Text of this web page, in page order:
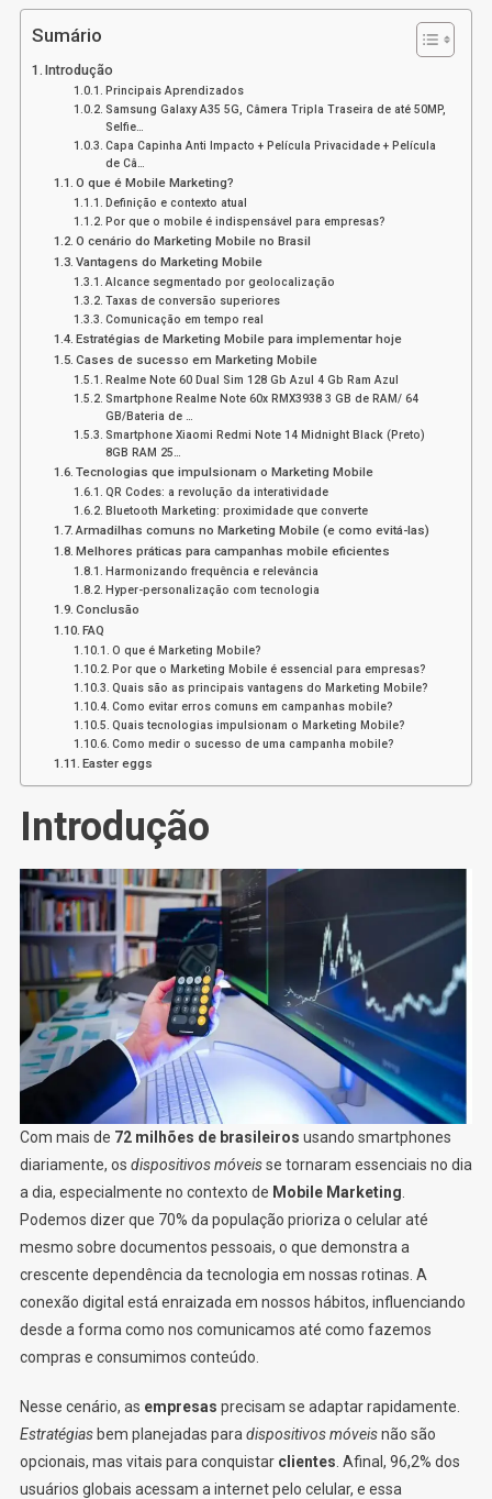
Melhorar
Dispositivos
Móveis
Sumário
Introdução
Principais Aprendizados
Samsung Galaxy A35 5G, Câmera Tripla Traseira de até 50MP,
Selfie…
Capa Capinha Anti Impacto + Película Privacidade + Película
de Câ…
O que é Mobile Marketing?
Definição e contexto atual
Por que o mobile é indispensável para empresas?
O cenário do Marketing Mobile no Brasil
Vantagens do Marketing Mobile
Alcance segmentado por geolocalização
Taxas de conversão superiores
Comunicação em tempo real
Estratégias de Marketing Mobile para implementar hoje
Cases de sucesso em Marketing Mobile
Realme Note 60 Dual Sim 128 Gb Azul 4 Gb Ram Azul
Smartphone Realme Note 60x RMX3938 3 GB de RAM/ 64
GB/Bateria de …
Smartphone Xiaomi Redmi Note 14 Midnight Black (Preto)
8GB RAM 25…
Tecnologias que impulsionam o Marketing Mobile
QR Codes: a revolução da interatividade
Bluetooth Marketing: proximidade que converte
Armadilhas comuns no Marketing Mobile (e como evitá-las)
Melhores práticas para campanhas mobile eficientes
Harmonizando frequência e relevância
Hyper-personalização com tecnologia
Conclusão
FAQ
O que é Marketing Mobile?
Por que o Marketing Mobile é essencial para empresas?
Quais são as principais vantagens do Marketing Mobile?
Como evitar erros comuns em campanhas mobile?
Quais tecnologias impulsionam o Marketing Mobile?
Como medir o sucesso de uma campanha mobile?
Easter eggs
Introdução
Com mais de 72 milhões de brasileiros usando smartphones
diariamente, os dispositivos móveisse tornaram essenciais no dia
a dia, especialmente no contexto de Mobile Marketing
Podemos dizer que 70% da população prioriza o celular até
mesmo sobre documentos pessoais, o que demonstra a
crescente dependência da tecnologia em nossas rotinas. A
conexão digital está enraizada em nossos hábitos, influenciando
desde a forma como nos comunicamos até como fazemos
compras e consumimos conteúdo.
Nesse cenário, as empresas precisam se adaptar rapidamente.
Estratégiasbem planejadas para dispositivos móveisnão são
opcionais, mas vitais para conquistar clientes . Afinal, 96,2% dos
usuários globais acessam a internet pelo celular, e essa